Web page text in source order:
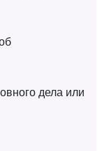
дела или